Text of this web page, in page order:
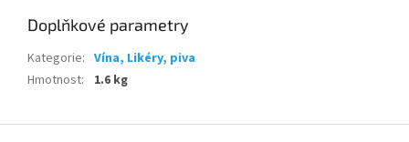
Doplňkové parametry
Kategorie: Vína, Likéry, piva
Hmotnost: 1.6 kg